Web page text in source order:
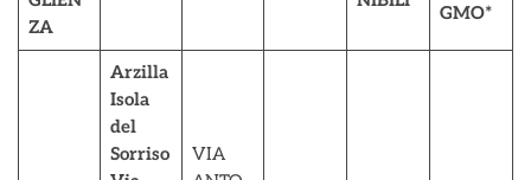
ZA
GMO*
Arzilla
Isola
del
Sorriso
VIA